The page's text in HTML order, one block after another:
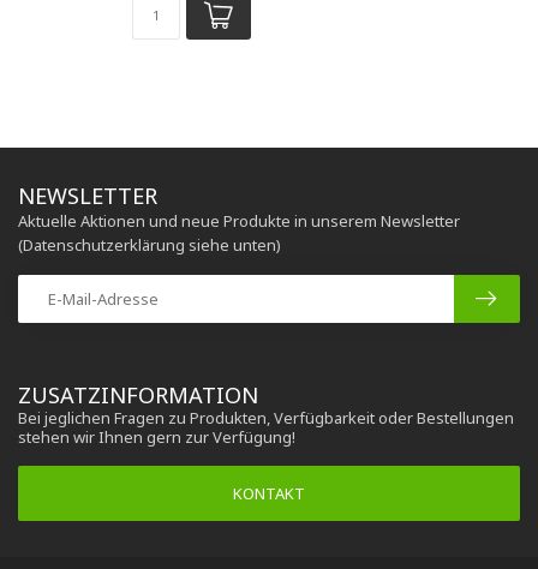
ZUSATZINFORMATION
Bei jeglichen Fragen zu Produkten, Verfügbarkeit oder Bestellungen
stehen wir Ihnen gern zur Verfügung!
KONTAKT
NEWSLETTER
Aktuelle Aktionen und neue Produkte in unserem Newsletter
(Datenschutzerklärung siehe unten)